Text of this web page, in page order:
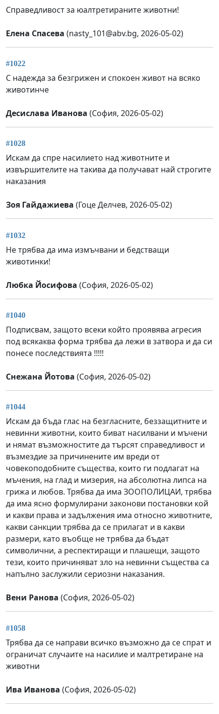
Справедливост за юалтретираните животни!
Елена Спасева (nasty_101@abv.bg, 2026-05-02)
#1022
С надежда за безгрижен и спокоен живот на всяко
животинче
Десислава Иванова (София, 2026-05-02)
#1028
Искам да спре насилието над животните и
извършителите на такива да получават най строгите
наказания
Зоя Гайдажиева (Гоце Делчев, 2026-05-02)
#1032
Не трябва да има измъчвани и бедстващи
животинки!
Любка Йосифова (София, 2026-05-02)
#1040
Подписвам, защото всеки който проявява агресия
под всякаква форма трябва да лежи в затвора и да си
понесе последствията !!!!!
Снежана Йотова (София, 2026-05-02)
#1044
Искам да бъда глас на безгласните, беззащитните и
невинни животни, които биват насилвани и мъчени
и нямат възможностите да търсят справедливост и
възмездие за причинените им вреди от
човекоподобните същества, които ги подлагат на
мъчения, на глад и мизерия, на абсолютна липса на
грижа и любов. Трябва да има ЗООПОЛИЦАИ, трябва
да има ясно формулирани законови постановки кой
и какви права и задължения има относно животните,
какви санкции трябва да се прилагат и в какви
размери, като въобще не трябва да бъдат
символични, а респектиращи и плашещи, защото
тези, които причиняват зло на невинни същества са
напълно заслужили сериозни наказания.
Вени Ранова (София, 2026-05-02)
#1058
Трябва да се направи всичко възможно да се спрат и
ограничат случаите на насилие и малтретиране на
животни
Ива Иванова (София, 2026-05-02)